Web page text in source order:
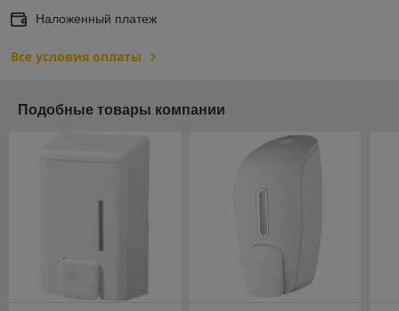
Наложенный платеж
Все условия оплаты
Подобные товары компании